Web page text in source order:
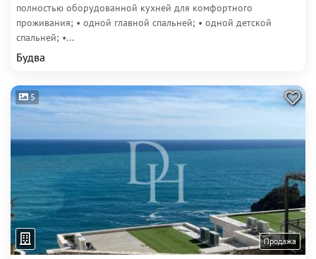
полностью оборудованной кухней для комфортного
проживания; • одной главной спальней; • одной детской
спальней; •...
Будва
5
Продажа